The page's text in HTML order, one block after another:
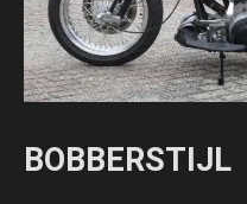
BOBBERSTIJL